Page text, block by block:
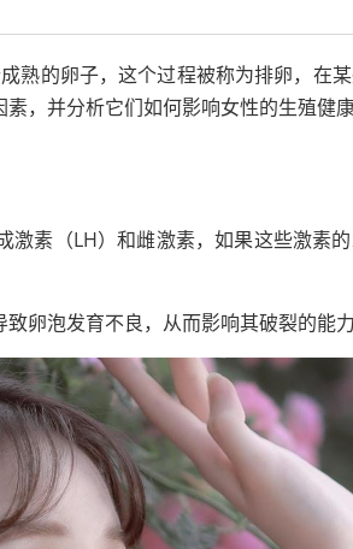
熟的卵子，这个过程被称为排卵，在
，并分析它们如何影响女性的生殖健康
素（LH）和雌激素，如果这些激素
卵泡发育不良，从而影响其破裂的能力